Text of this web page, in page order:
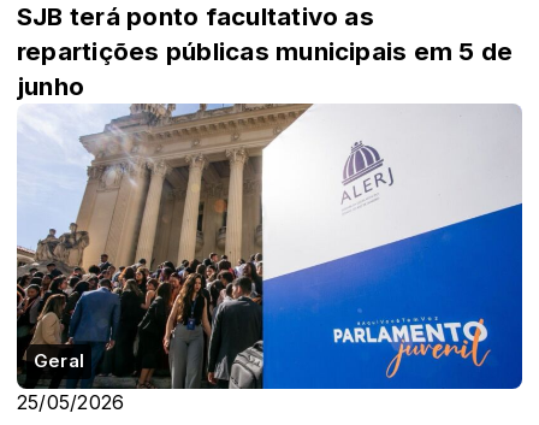
SJB terá ponto facultativo as
repartições públicas municipais em 5 de
junho
Geral
25/05/2026